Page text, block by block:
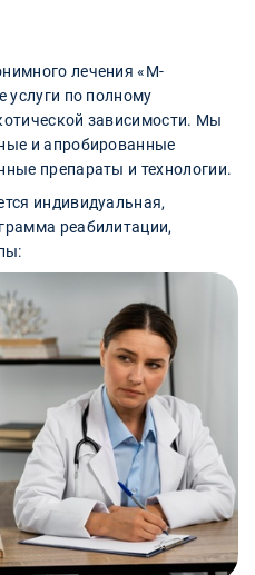
лечения «М-
услуги по полному
зависимости. Мы
и апробированные
препараты и технологии.
индивидуальная,
реабилитации,